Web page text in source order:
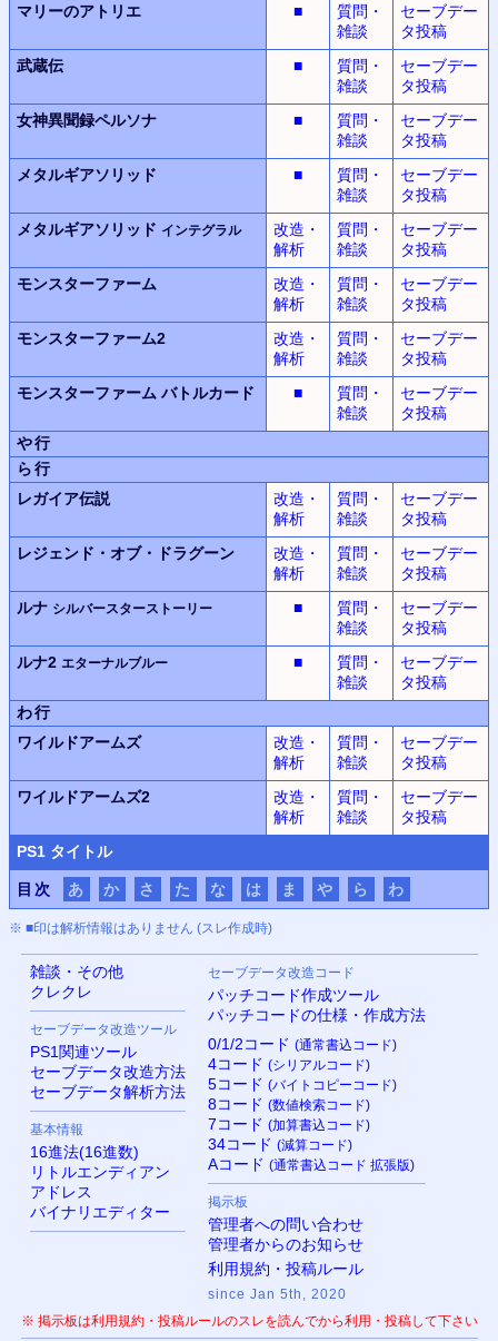
マリーのアトリエ
■
質問・
雑談
セーブデー
タ投稿
武蔵伝
■
質問・
雑談
セーブデー
タ投稿
女神異聞録ペルソナ ■
質問・
雑談
セーブデー
タ投稿
メタルギアソリッド
■
質問・
雑談
セーブデー
タ投稿
メタルギアソリッド インテグラル
改造・
解析
質問・
雑談
セーブデー
タ投稿
モンスターファーム
改造・
解析
質問・
雑談
セーブデー
タ投稿
モンスターファーム2
改造・
解析
質問・
雑談
セーブデー
タ投稿
モンスターファーム バトルカード ■
質問・
雑談
セーブデー
タ投稿
や行
ら行
レガイア伝説
改造・
解析
質問・
雑談
セーブデー
タ投稿
レジェンド・オブ・ドラグーン
改造・
解析
質問・
雑談
セーブデー
タ投稿
ルナ シルバースターストーリー ■
質問・
雑談
セーブデー
タ投稿
ルナ2 エターナルブルー ■
質問・
雑談
セーブデー
タ投稿
わ行
ワイルドアームズ
改造・
解析
質問・
雑談
セーブデー
タ投稿
ワイルドアームズ2
改造・
解析
質問・
雑談
セーブデー
タ投稿
PS1 タイトル
目次 あ か さ た な は ま や ら わ
※ ■印は解析情報はありません (スレ作成時)
雑談・その他
クレクレ
セーブデータ改造ツール
PS1関連ツール
セーブデータ改造方法
セーブデータ解析方法
基本情報
16進法(16進数)
リトルエンディアン
アドレス
バイナリエディター
セーブデータ改造コード
パッチコード作成ツール
パッチコードの仕様・作成方法
0/1/2コード (通常書込コード)
4コード (シリアルコード)
5コード (バイトコピーコード)
8コード (数値検索コード)
7コード (加算書込コード)
34コード (減算コード)
Aコード (通常書込コード 拡張版)
掲示板
管理者への問い合わせ
管理者からのお知らせ
利用規約・投稿ルール
since Jan 5th, 2020
※ 掲示板は利用規約・投稿ルールのスレを読んでから利用・投稿して下さい